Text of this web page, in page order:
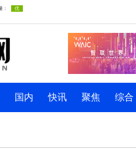
国内 快讯 聚焦 综合